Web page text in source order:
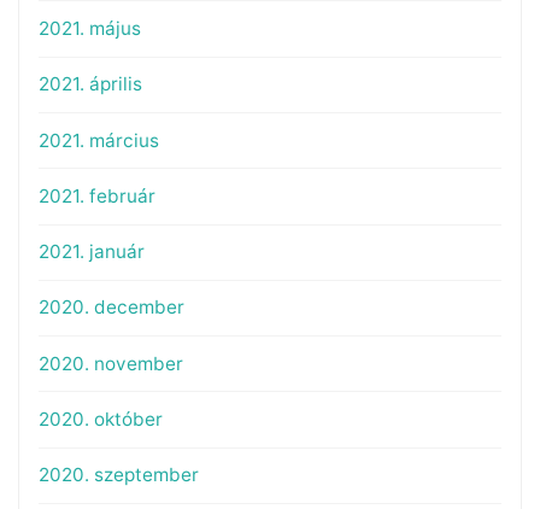
2021. május
2021. április
2021. március
2021. február
2021. január
2020. december
2020. november
2020. október
2020. szeptember